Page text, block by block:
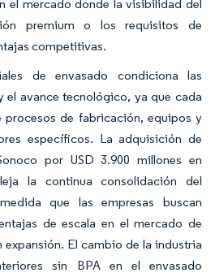
el mercado donde la visibilidad del
premium o los requisitos de
competitivas.
de envasado condiciona las
el avance tecnológico, ya que cada
de fabricación, equipos y
específicos. La adquisición de
por USD 3.900 millones en
la continua consolidación del
que las empresas buscan
de escala en el mercado de
expansión. El cambio de la industria
sin BPA en el envasado